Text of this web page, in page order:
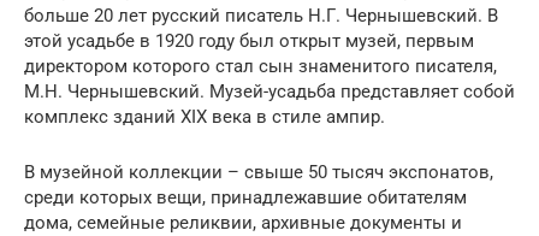
больше 20 лет русский писатель Н.Г. Чернышевский. В
этой усадьбе в 1920 году был открыт музей, первым
директором которого стал сын знаменитого писателя,
М.Н. Чернышевский. Музей-усадьба представляет собой
комплекс зданий XIX века в стиле ампир.
В музейной коллекции – свыше 50 тысяч экспонатов,
среди которых вещи, принадлежавшие обитателям
дома, семейные реликвии, архивные документы и